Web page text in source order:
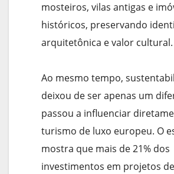
mosteiros, vilas antigas e
históricos, preservando
arquitetônica e valor cultural.
Ao mesmo tempo,
deixou de ser apenas um
passou a influenciar
turismo de luxo europeu. O
mostra que mais de 21% dos
investimentos em projetos de